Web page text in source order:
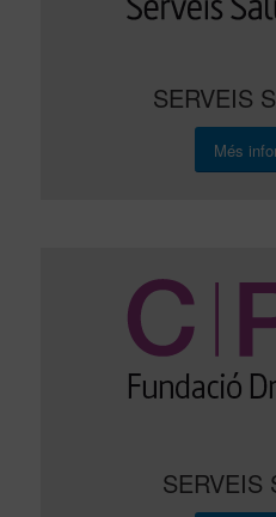
SERVEIS
Més
SERVEIS